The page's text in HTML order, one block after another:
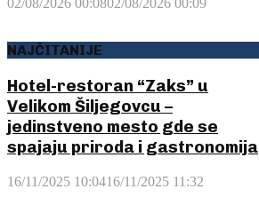
02/08/2026 00:0802/08/2026 00:09
NAJČITANIJE
Hotel-restoran “Zaks” u
Velikom Šiljegovcu –
jedinstveno mesto gde se
spajaju priroda i gastronomija
16/11/2025 10:0416/11/2025 11:32